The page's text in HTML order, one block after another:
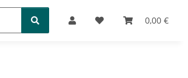
0,00 €
Puzzles